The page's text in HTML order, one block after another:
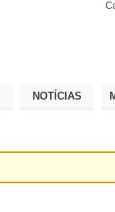
NOTÍCIAS